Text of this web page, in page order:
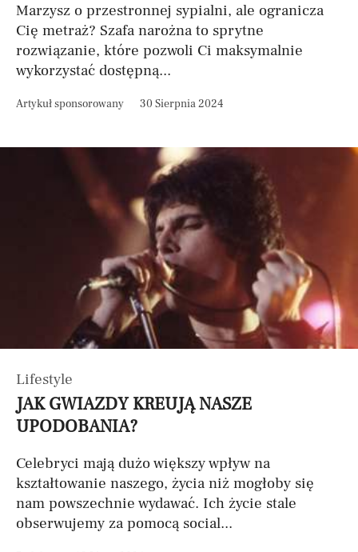
Marzysz o przestronnej sypialni, ale ogranicza
Cię metraż? Szafa narożna to sprytne
rozwiązanie, które pozwoli Ci maksymalnie
wykorzystać dostępną...
Artykuł sponsorowany 30 Sierpnia 2024
Lifestyle
JAK GWIAZDY KREUJĄ NASZE
UPODOBANIA?
Celebryci mają dużo większy wpływ na
kształtowanie naszego, życia niż mogłoby się
nam powszechnie wydawać. Ich życie stale
obserwujemy za pomocą social...